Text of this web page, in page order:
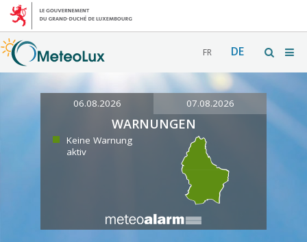
FR DE
06.08.2026 07.08.2026
WARNUNGEN
Keine Warnung
aktiv